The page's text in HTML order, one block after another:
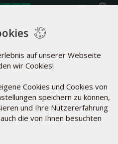
|
auf unserer Webseite
wir Cookies!
Cookies und Cookies von
speichern zu können,
und Ihre Nutzererfahrung
die von Ihnen besuchten